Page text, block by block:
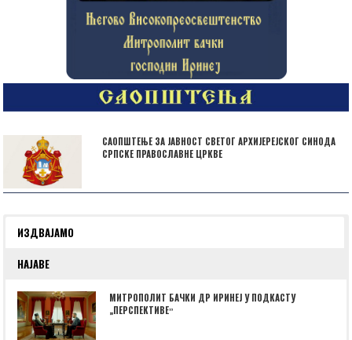
САОПШТЕЊЕ ЗА ЈАВНОСТ СВЕТОГ АРХИЈЕРЕЈСКОГ СИНОДА
СРПСКЕ ПРАВОСЛАВНЕ ЦРКВЕ
ИЗДВАЈАМО
НАЈАВЕ
МИТРОПОЛИТ БАЧКИ ДР ИРИНЕЈ У ПОДКАСТУ
„ПЕРСПЕКТИВЕˮ